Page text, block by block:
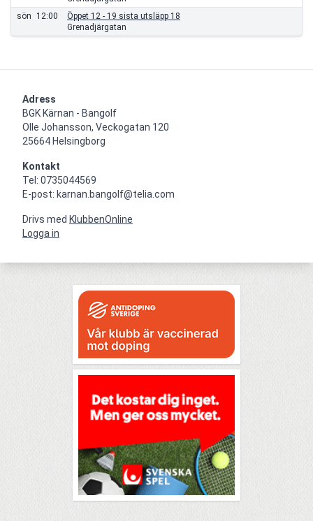
sön
12:00
Öppet 12 - 19 sista utsläpp 18
Grenadjärgatan
Adress
BGK Kärnan - Bangolf
Olle Johansson, Veckogatan 120
25664 Helsingborg
Kontakt
Tel: 0735044569
E-post: karnan.bangolf@telia.com
Drivs med KlubbenOnline
Logga in